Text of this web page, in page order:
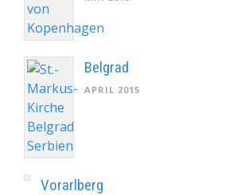
Belgrad
APRIL 2015
Vorarlberg